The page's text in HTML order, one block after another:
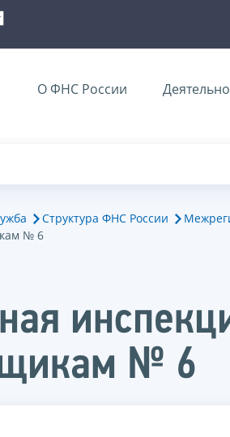
О ФНС России
Структура ФНС России
№ 6
№ 6